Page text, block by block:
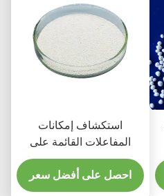
استكشاف إمكانات
المفاعلات القائمة على
الليباز لإنتاج وقود الديزل
الحيوي المستمر
احصل على أفضل سعر